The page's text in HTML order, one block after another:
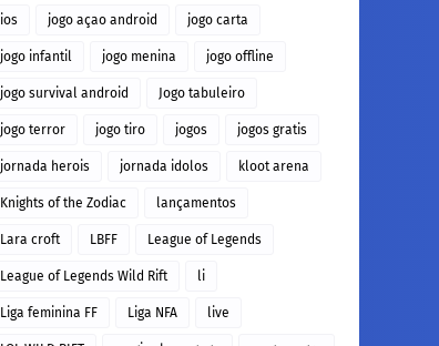
ios jogo açao android jogo carta
jogo infantil jogo menina jogo offline
jogo survival android Jogo tabuleiro
jogo terror jogo tiro jogos jogos gratis
jornada herois jornada idolos kloot arena
Knights of the Zodiac lançamentos
Lara croft LBFF League of Legends
League of Legends Wild Rift li
Liga feminina FF Liga NFA live